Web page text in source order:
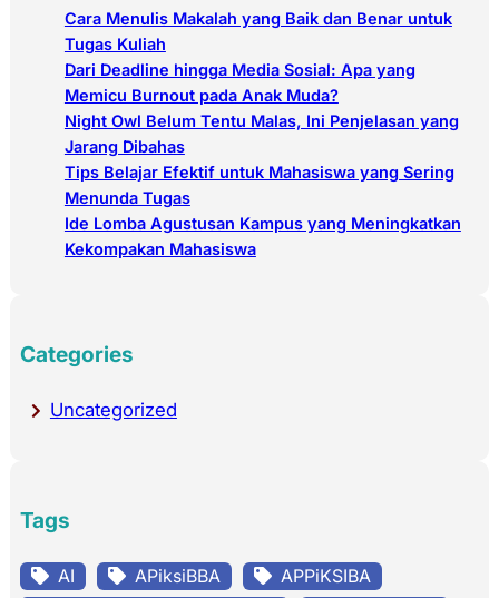
Cara Menulis Makalah yang Baik dan Benar untuk
Tugas Kuliah
Dari Deadline hingga Media Sosial: Apa yang
Memicu Burnout pada Anak Muda?
Night Owl Belum Tentu Malas, Ini Penjelasan yang
Jarang Dibahas
Tips Belajar Efektif untuk Mahasiswa yang Sering
Menunda Tugas
Ide Lomba Agustusan Kampus yang Meningkatkan
Kekompakan Mahasiswa
Categories
Uncategorized
Tags
AI APiksiBBA
APPiKSIBA